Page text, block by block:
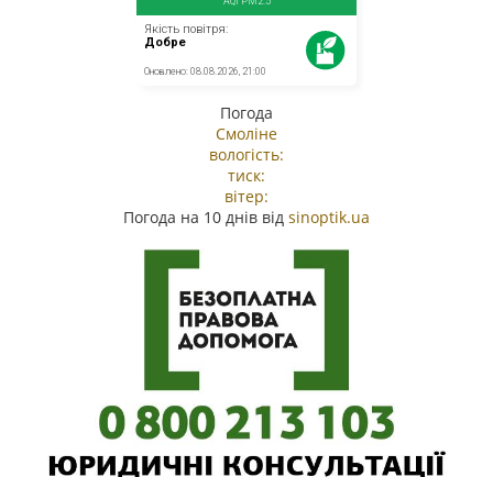
Погода
Смоліне
вологість:
тиск:
вітер:
Погода на 10 днів від sinoptik.ua